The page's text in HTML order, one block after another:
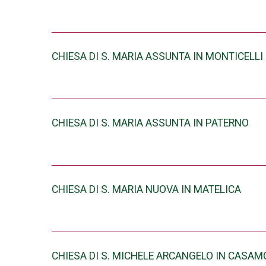
CHIESA DI S. MARIA ASSUNTA IN MONTICELLI
CHIESA DI S. MARIA ASSUNTA IN PATERNO
CHIESA DI S. MARIA NUOVA IN MATELICA
CHIESA DI S. MICHELE ARCANGELO IN